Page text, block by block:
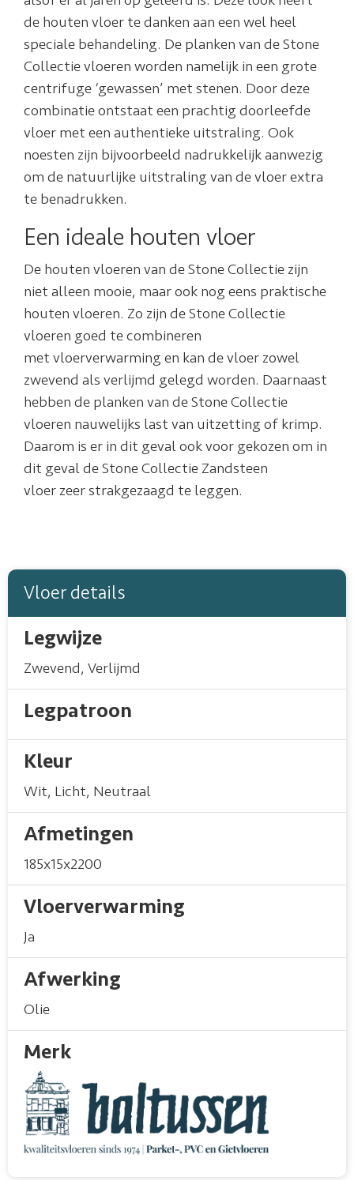
de houten vloer te danken aan een wel heel
speciale behandeling. De planken van de Stone
Collectie vloeren worden namelijk in een grote
centrifuge ‘gewassen’ met stenen. Door deze
combinatie ontstaat een prachtig doorleefde
vloer met een authentieke uitstraling. Ook
noesten zijn bijvoorbeeld nadrukkelijk aanwezig
om de natuurlijke uitstraling van de vloer extra
te benadrukken.
Een ideale houten vloer
De houten vloeren van de Stone Collectie zijn
niet alleen mooie, maar ook nog eens praktische
houten vloeren. Zo zijn de Stone Collectie
vloeren goed te combineren
met vloerverwarming en kan de vloer zowel
zwevend als verlijmd gelegd worden. Daarnaast
hebben de planken van de Stone Collectie
vloeren nauwelijks last van uitzetting of krimp.
Daarom is er in dit geval ook voor gekozen om in
dit geval de Stone Collectie Zandsteen
vloer zeer strakgezaagd te leggen.
Vloer details
Legwijze
Zwevend, Verlijmd
Legpatroon
Kleur
Wit, Licht, Neutraal
Afmetingen
185x15x2200
Vloerverwarming
Ja
Afwerking
Olie
Merk